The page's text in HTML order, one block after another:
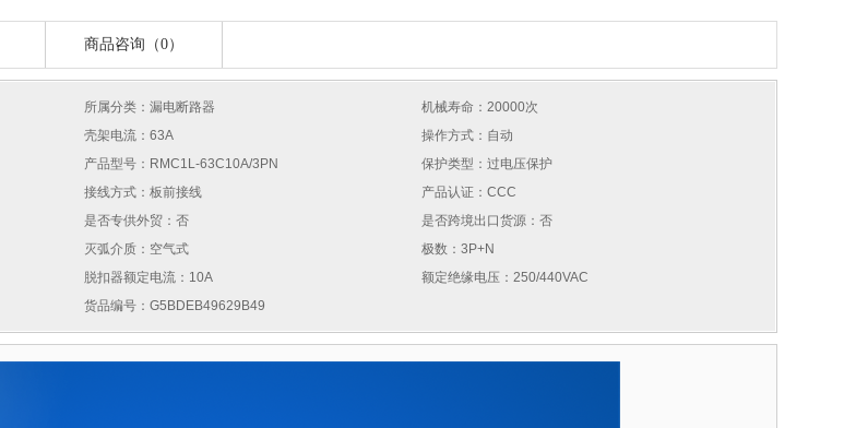
商品咨询（0）
所属分类：漏电断路器
机械寿命：20000次
壳架电流：63A
操作方式：自动
产品型号：RMC1L-63C10A/3PN
保护类型：过电压保护
接线方式：板前接线
产品认证：CCC
是否专供外贸：否
是否跨境出口货源：否
灭弧介质：空气式
极数：3P+N
脱扣器额定电流：10A
额定绝缘电压：250/440VAC
货品编号：G5BDEB49629B49